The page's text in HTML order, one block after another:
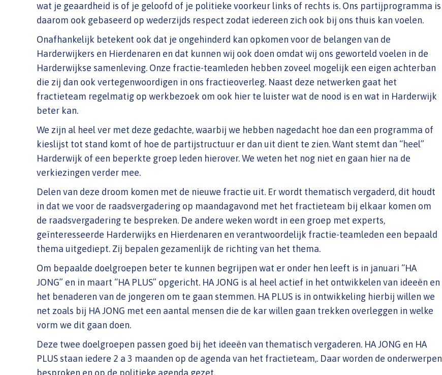
wat je geaardheid is of je geloofd of je politieke voorkeur links of rechts is. Ons partijprogramma is
daarom ook gebaseerd op wederzijds respect zodat iedereen zich ook bij ons thuis kan voelen.
Onafhankelijk betekent ook dat je ongehinderd kan opkomen voor de belangen van de
Harderwijkers en Hierdenaren en dat kunnen wij ook doen omdat wij ons geworteld voelen in de
Harderwijkse samenleving. Onze fractie-teamleden hebben zoveel mogelijk een eigen achterban
die zij dan ook vertegenwoordigen in ons fractieoverleg. Naast deze netwerken gaat het
fractieteam regelmatig op werkbezoek om ook hier te luister wat de nood is en wat in Harderwijk
beter kan.
We zijn al heel ver met deze gedachte, waarbij we hebben nagedacht hoe dan een programma of
kieslijst tot stand komt of hoe de partijstructuur er dan uit dient te zien. Want stemt dan “heel”
Harderwijk of een beperkte groep leden hierover. We weten het nog niet en gaan hier na de
verkiezingen verder mee.
Delen van deze droom komen met de nieuwe fractie uit. Er wordt thematisch vergaderd, dit houdt
in dat we voor de raadsvergadering op maandagavond met het fractieteam bij elkaar komen om
de raadsvergadering te bespreken. De andere weken wordt in een groep met experts,
geïnteresseerde Harderwijks en Hierdenaren en verantwoordelijk fractie-teamleden een bepaald
thema uitgediept. Zij bepalen gezamenlijk de richting van het thema.
Om bepaalde doelgroepen beter te kunnen begrijpen wat er onder hen leeft is in januari “HA
JONG” en in maart “HA PLUS” opgericht. HA JONG is al heel actief in het ontwikkelen van ideeën en
het benaderen van de jongeren om te gaan stemmen. HA PLUS is in ontwikkeling hierbij willen we
net zoals bij HA JONG met een aantal mensen die de kar willen gaan trekken overleggen in welke
vorm we dit gaan doen.
Deze twee doelgroepen passen goed bij het ideeën van thematisch vergaderen. HA JONG en HA
PLUS staan iedere 2 a 3 maanden op de agenda van het fractieteam,. Daar worden de onderwerpen
besproken en op de politieke agenda gezet.